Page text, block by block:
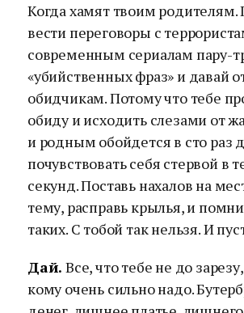
Когда хамят твоим родителям.
вести переговоры с
современным сериалам пару-
«убийственных фраз» и давай
обидчикам. Потому что тебе
обиду и исходить слезами от
и родным обойдется в сто раз
почувствовать себя стервой в
секунд. Поставь нахалов на
тему, расправь крылья, и
таких. С тобой так нельзя. И
Дай. Все, что тебе не до
кому очень сильно надо.